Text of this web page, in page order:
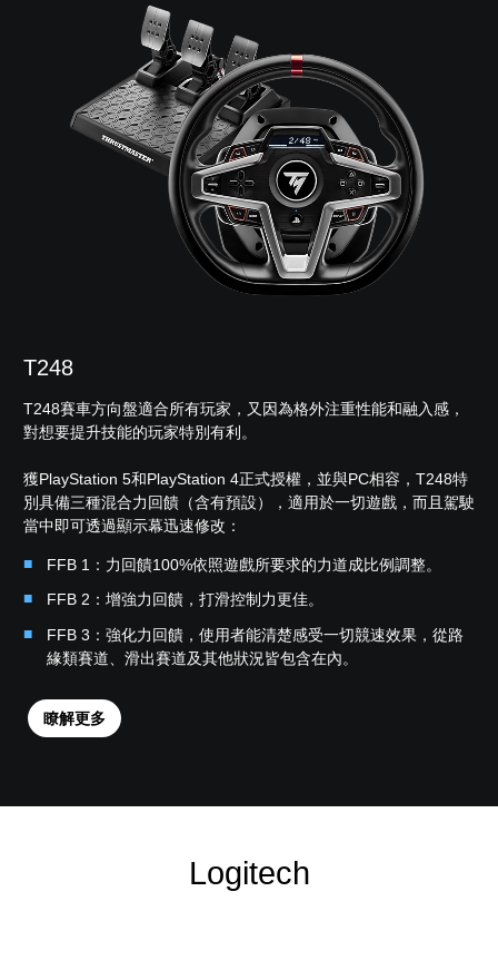
T248
T248賽車方向盤適合所有玩家，又因為格外注重性能和融入感，
對想要提升技能的玩家特別有利。
獲PlayStation 5和PlayStation 4正式授權，並與PC相容，T248特
別具備三種混合力回饋（含有預設），適用於一切遊戲，而且駕駛
當中即可透過顯示幕迅速修改：
FFB 1：力回饋100%依照遊戲所要求的力道成比例調整。
FFB 2：增強力回饋，打滑控制力更佳。
FFB 3：強化力回饋，使用者能清楚感受一切競速效果，從路
緣類賽道、滑出賽道及其他狀況皆包含在內。
瞭解更多
Logitech